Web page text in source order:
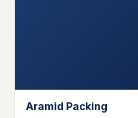
Aramid Packing